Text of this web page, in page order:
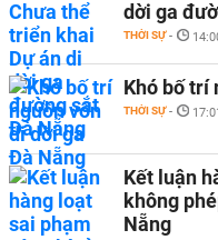
dời ga
THỜI SỰ -
Khó bố trí
THỜI SỰ -
Kết luận
không
Nẵng